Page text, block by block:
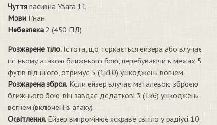
Чуття пасивна Увага 11
Мови Іґнан
Небезпека 2 (450 ПД)
Розжарене тіло. Істота, що торкається ейзера або влучає
по ньому атакою ближнього бою, перебуваючи в межах 5
футів від нього, отримує 5 (1к10) ушкоджень вогнем.
Розжарена зброя. Коли ейзер влучає металевою зброєю
ближнього бою, він завдає додаткові 3 (1к6) ушкоджень
вогнем (включені в атаку).
Освітлення. Ейзер випромінює яскраве світло у радіусі 10